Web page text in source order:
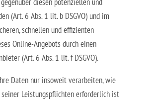
(Art. 6 Abs. 1 lit. b DSGVO) und im
schnellen und effizienten
Online-Angebots durch einen
(Art. 6 Abs. 1 lit. f DSGVO).
Daten nur insoweit verarbeiten, wie
Leistungspflichten erforderlich ist